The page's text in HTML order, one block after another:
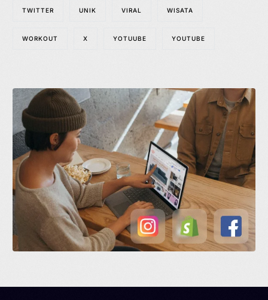
TWITTER UNIK VIRAL WISATA
WORKOUT X YOTUUBE YOUTUBE